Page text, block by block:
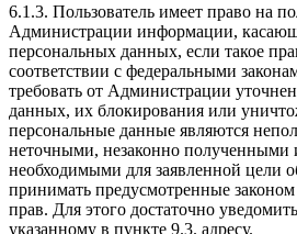
6.1.3. Пользователь имеет право на
Администрации информации,
персональных данных, если такое
соответствии с федеральными
требовать от Администрации
данных, их блокирования или
персональные данные являются
неточными, незаконно полученными
необходимыми для заявленной цели
принимать предусмотренные
прав. Для этого достаточно
указанному в пункте 9.3. адресу.